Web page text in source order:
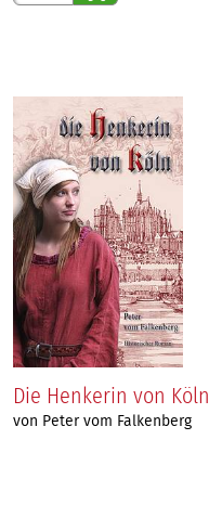
Die Henkerin von Köln
von Peter vom Falkenberg